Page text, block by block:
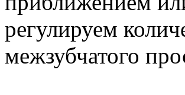
регулируем
межзубчатого